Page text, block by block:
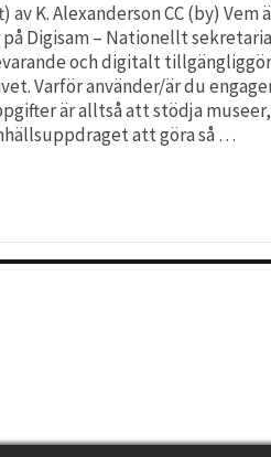
av K. Alexanderson CC (by) Vem
på Digisam – Nationellt
och digitalt
Varför använder/är du
är alltså att stödja
att göra så …